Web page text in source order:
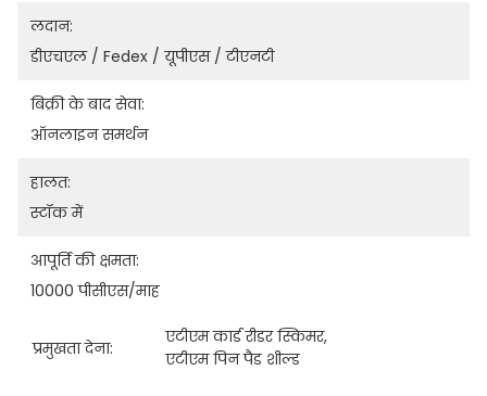
लदान:
डीएचएल / Fedex / यूपीएस / टीएनटी
बिक्री के बाद सेवा:
ऑनलाइन समर्थन
हालत:
स्टॉक में
आपूर्ति की क्षमता:
10000 पीसीएस/माह
प्रमुखता देना:
एटीएम कार्ड रीडर स्किमर,
एटीएम पिन पैड शील्ड